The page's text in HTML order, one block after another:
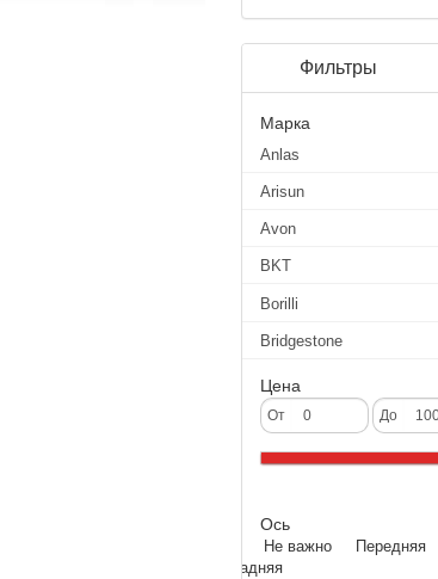
Фильтры
Марка
Anlas
Arisun
Avon
BKT
Borilli
Bridgestone
Continental
CST
Deestone
Excel
Forerunner
Цена
От До
Ось
Не важно Передняя
Задняя